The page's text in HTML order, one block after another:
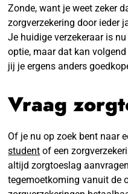
Zonde, want je weet zeker
zorgverzekering door ieder
Je huidige verzekeraar is
optie, maar dat kan
jij je ergens anders
Vraag
Of je nu op zoek bent naar
student of een
altijd zorgtoeslag
tegemoetkoming vanuit de